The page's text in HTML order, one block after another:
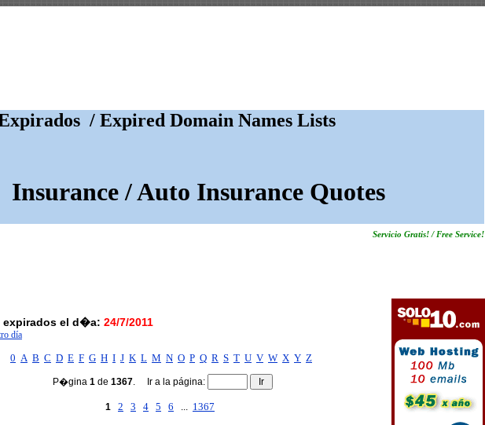
/ Expired Domain Names Lists
Insurance / Auto Insurance Quotes
Servicio Gratis! / Free Service!
expirados el d�a: 24/7/2011
día
0 A B C D E F G H I J K L M N O P Q R S T U V W X Y Z
P�gina 1de 1367. Ir a la página:
1 2 3 4 5 6 ... 1367